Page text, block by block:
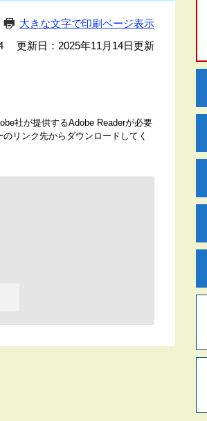
大きな文字で印刷ページ表示
更新日：2025年11月14日更新
社が提供するAdobe Readerが必要
リンク先からダウンロードしてく